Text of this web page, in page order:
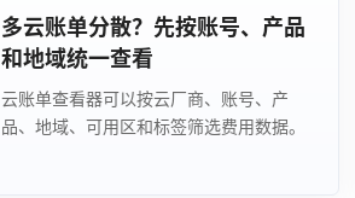
多云账单分散？先按账号、产品
和地域统一查看
云账单查看器可以按云厂商、账号、产
品、地域、可用区和标签筛选费用数据。